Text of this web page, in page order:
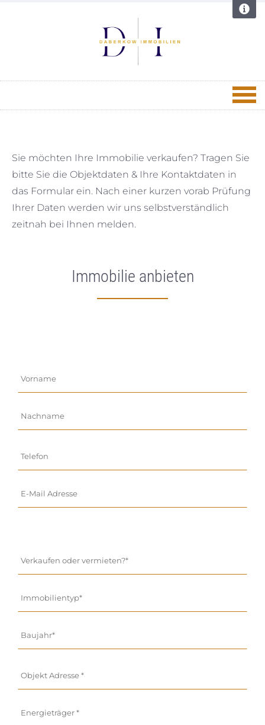
Sie möchten Ihre Immobilie verkaufen? Tragen Sie
bitte Sie die Objektdaten & Ihre Kontaktdaten in
das Formular ein. Nach einer kurzen vorab Prüfung
Ihrer Daten werden wir uns selbstverständlich
zeitnah bei Ihnen melden.
Immobilie anbieten